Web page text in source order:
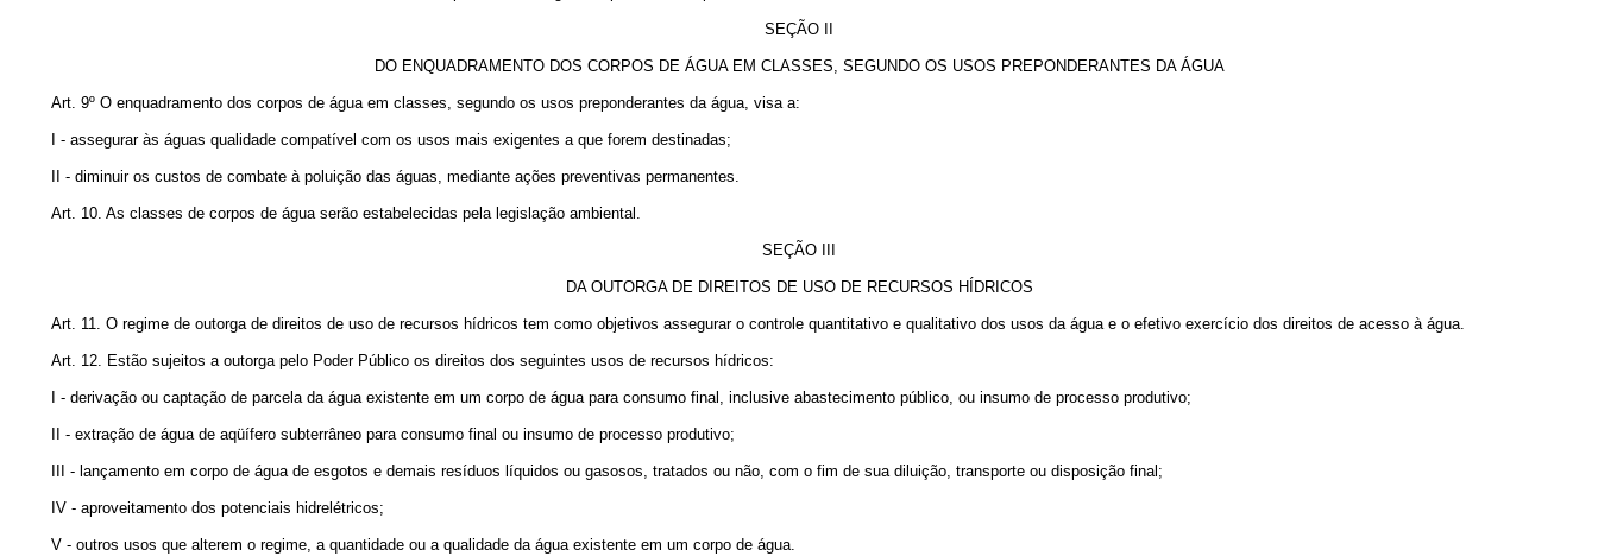
SEÇÃO II
DO ENQUADRAMENTO DOS CORPOS DE ÁGUA EM CLASSES, SEGUNDO OS USOS PREPONDERANTES DA ÁGUA
Art. 9º O enquadramento dos corpos de água em classes, segundo os usos preponderantes da água, visa a:
I - assegurar às águas qualidade compatível com os usos mais exigentes a que forem destinadas;
II - diminuir os custos de combate à poluição das águas, mediante ações preventivas permanentes.
Art. 10. As classes de corpos de água serão estabelecidas pela legislação ambiental.
SEÇÃO III
DA OUTORGA DE DIREITOS DE USO DE RECURSOS HÍDRICOS
Art. 11. O regime de outorga de direitos de uso de recursos hídricos tem como objetivos assegurar o controle quantitativo e qualitativo dos usos da água e o efetivo exercício dos direitos de acesso à água.
Art. 12. Estão sujeitos a outorga pelo Poder Público os direitos dos seguintes usos de recursos hídricos:
I - derivação ou captação de parcela da água existente em um corpo de água para consumo final, inclusive abastecimento público, ou insumo de processo produtivo;
II - extração de água de aqüífero subterrâneo para consumo final ou insumo de processo produtivo;
III - lançamento em corpo de água de esgotos e demais resíduos líquidos ou gasosos, tratados ou não, com o fim de sua diluição, transporte ou disposição final;
IV - aproveitamento dos potenciais hidrelétricos;
V - outros usos que alterem o regime, a quantidade ou a qualidade da água existente em um corpo de água.